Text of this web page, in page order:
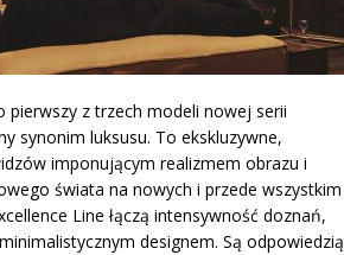
pierwszy z trzech modeli nowej serii
synonim luksusu. To ekskluzywne,
imponującym realizmem obrazu i
świata na nowych i przede wszystkim
Line łączą intensywność doznań,
designem. Są odpowiedzią